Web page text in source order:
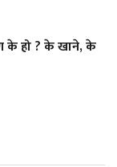
के हो ? के खाने, के